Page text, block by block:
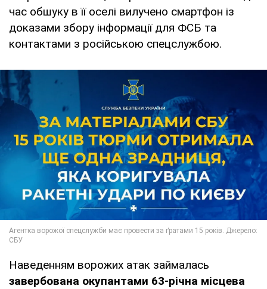
час обшуку в її оселі вилучено смартфон із
доказами збору інформації для ФСБ та
контактами з російською спецслужбою.
Наведенням ворожих атак займалась
завербована окупантами 63-річна місцева